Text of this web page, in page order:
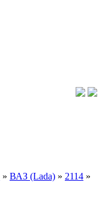
» ВАЗ (Lada) » 2114 »